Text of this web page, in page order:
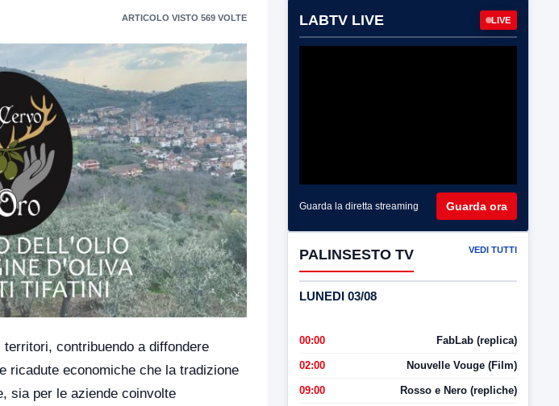
ARTICOLO VISTO 569 VOLTE
contribuendo a diffondere
ricadute economiche che la tradizione
sia per le aziende coinvolte
LABTV LIVE LIVE
Guarda la diretta streaming Guarda ora
PALINSESTO TV VEDI TUTTI
LUNEDI 03/08
00:00 FabLab (replica)
02:00 Nouvelle Vouge (Film)
09:00 Rosso e Nero (repliche)